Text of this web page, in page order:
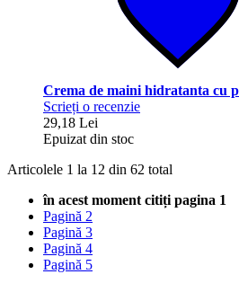
Crema de maini hidratanta cu
Scrieți o recenzie
29,18 Lei
Epuizat din stoc
Articolele 1 la 12 din 62 total
în acest moment citiți pagina 1
Pagină 2
Pagină 3
Pagină 4
Pagină 5